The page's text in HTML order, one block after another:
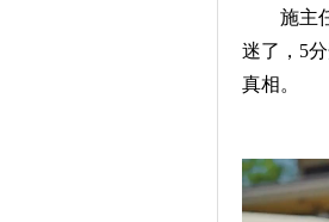
施主任
迷了，5
真相。